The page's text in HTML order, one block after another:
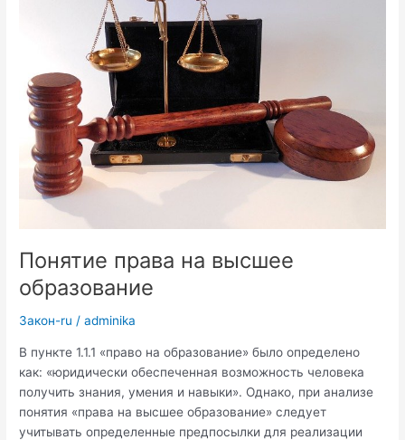
Понятие права на высшее
образование
Закон-ru /adminika
В пункте 1.1.1 «право на образование» было определено
как: «юридически обеспеченная возможность человека
получить знания, умения и навыки». Однако, при анализе
понятия «права на высшее образование» следует
учитывать определенные предпосылки для реализации